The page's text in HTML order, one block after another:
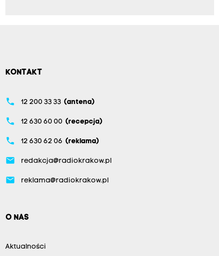
KONTAKT
phone 12 200 33 33 (antena)
phone 12 630 60 00 (recepcja)
phone 12 630 62 06 (reklama)
email redakcja@radiokrakow.pl
email reklama@radiokrakow.pl
O NAS
Aktualności